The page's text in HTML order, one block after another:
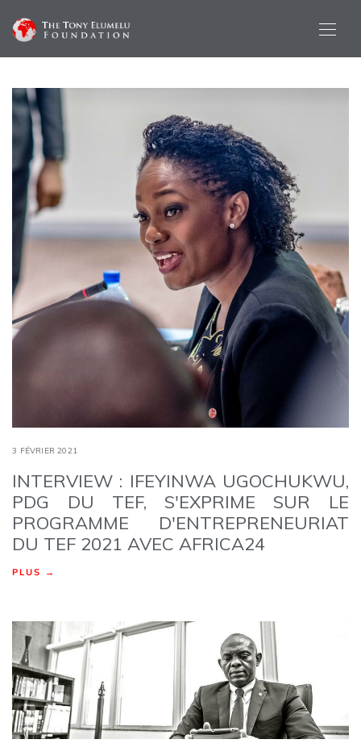
3 FÉVRIER 2021
INTERVIEW : IFEYINWA UGOCHUKWU,
PDG DU TEF, S'EXPRIME SUR LE
PROGRAMME D'ENTREPRENEURIAT
DU TEF 2021 AVEC AFRICA24
PLUS →